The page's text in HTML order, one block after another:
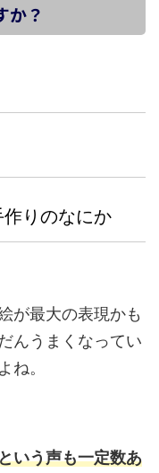
か？
りのなにか
が最大の表現かも
んうまくなってい
ね。
いう声も一定数あ